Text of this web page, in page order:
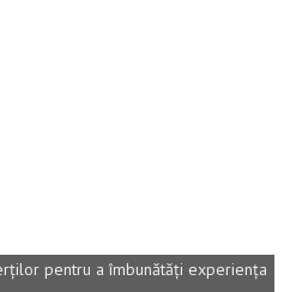
pentru a îmbunătăţi experienţa